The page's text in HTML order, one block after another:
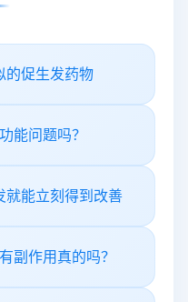
的促生发药物
能问题吗？
就能立刻得到改善
副作用真的吗？